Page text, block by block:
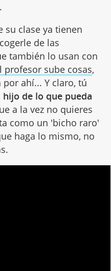
su clase ya tienen
de las
también lo usan con
profesor sube cosas,
ahí... Y claro, tú
de lo que pueda
a la vez no quieres
como un 'bicho raro'
haga lo mismo, no